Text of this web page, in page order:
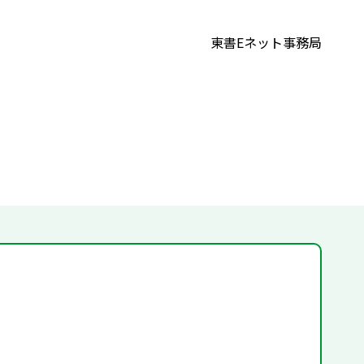
東書Eネット事務局